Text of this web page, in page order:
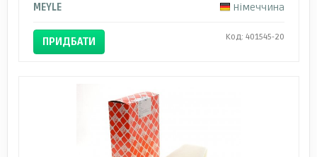
MEYLE
Німеччина
ПРИДБАТИ Код: 401545-20